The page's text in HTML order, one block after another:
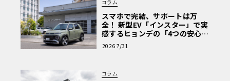
コラム
スマホで完結、サポートは万
全！ 新型EV「インスター」で実
感するヒョンデの「4つの安心」
【第1回・ヒョンデ6つの疑問：
Why? Hyundai?】〈PR〉
2026 7/31
コラム